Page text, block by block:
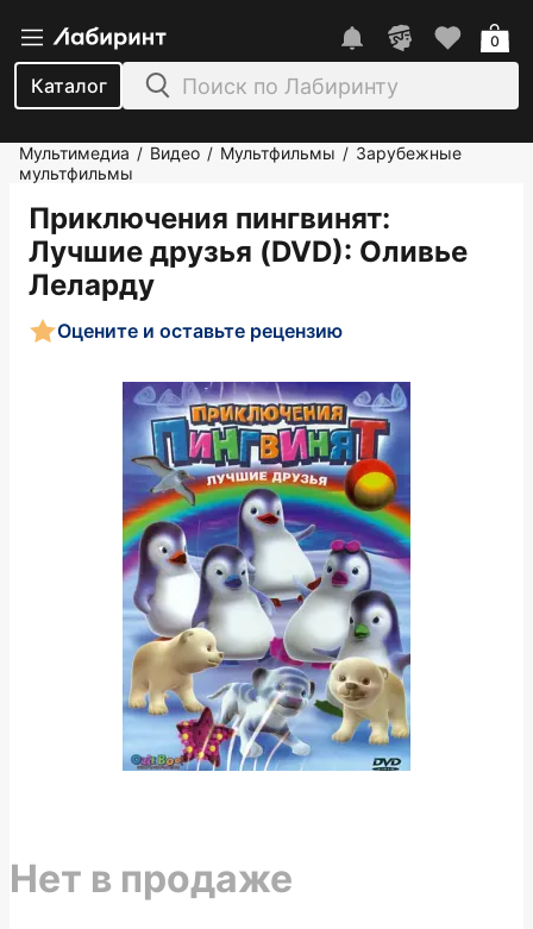
Каталог
0
Мультимедиа / Видео / Мультфильмы / Зарубежные
мультфильмы
Приключения пингвинят:
Лучшие друзья (DVD): Оливье
Леларду
Оцените и оставьте рецензию
Нет в продаже